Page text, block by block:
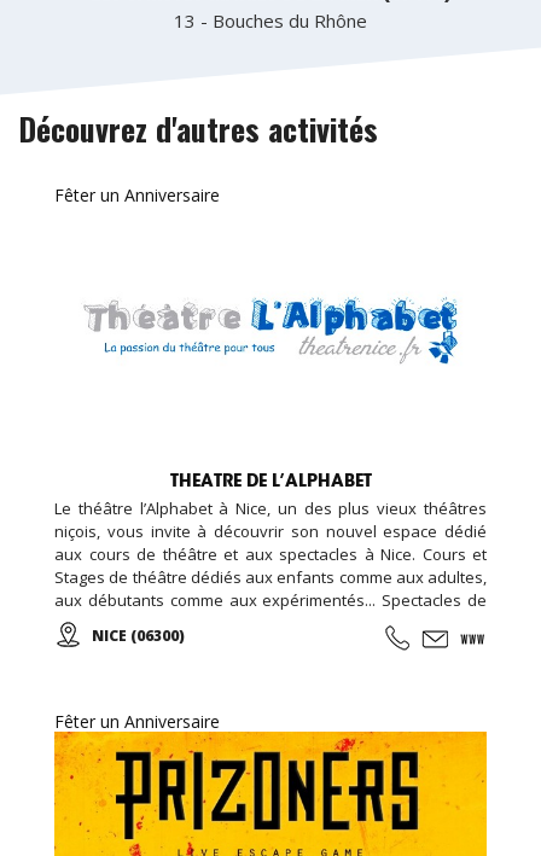
13 - Bouches du Rhône
Découvrez d'autres activités
Fêter un Anniversaire
THEATRE DE L’ALPHABET
Le théâtre l’Alphabet à Nice, un des plus vieux théâtres
niçois, vous invite à découvrir son nouvel espace dédié
aux cours de théâtre et aux spectacles à Nice. Cours et
Stages de théâtre dédiés aux enfants comme aux adultes,
aux débutants comme aux expérimentés... Spectacles de
théâtre avec des pièces de théâtre classique et
contemporain...
NICE (06300)
Fêter un Anniversaire